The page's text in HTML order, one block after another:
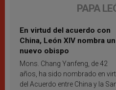
PAPA
En virtud del acuerdo con
China, León XIV nombra un
nuevo obispo
Mons. Chang Yanfeng, de 42
años, ha sido nombrado en
del Acuerdo entre China y la